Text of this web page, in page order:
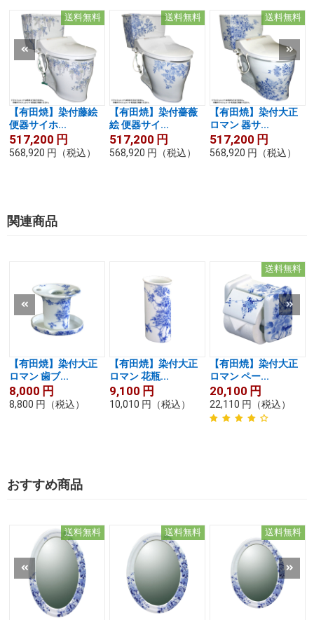
送料無料
【有田焼】染付藤絵
便器サイホ...
517,200 円
568,920 円 （税込）
送料無料
【有田焼】染付薔薇
絵 便器サイ...
517,200 円
568,920 円 （税込）
送料無料
【有田焼】染付大正
ロマン 器サ...
517,200 円
568,920 円 （税込）
関連商品
【有田焼】染付大正
ロマン 歯ブ...
8,000 円
8,800 円 （税込）
【有田焼】染付大正
ロマン 花瓶...
9,100 円
10,010 円 （税込）
送料無料
【有田焼】染付大正
ロマン ペー...
20,100 円
22,110 円 （税込）
おすすめ商品
送料無料 送料無料 送料無料